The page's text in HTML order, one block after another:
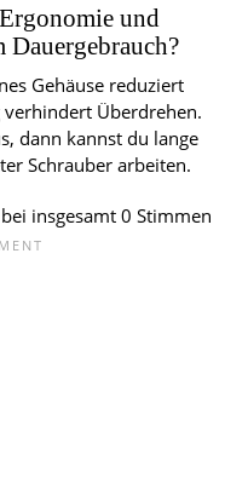
und
Gehäuse reduziert
Überdrehen.
dann kannst du lange
Schrauber arbeiten.
bei insgesamt0 Stimmen